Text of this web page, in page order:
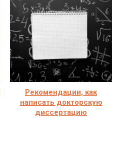
Рекомендации, как
написать докторскую
диссертацию